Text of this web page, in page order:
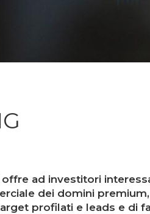
offre ad investitori
dei domini
profilati e leads e di